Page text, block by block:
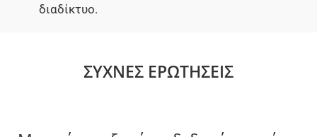
διαδίκτυο.
ΣΥΧΝΈΣ ΕΡΩΤΉΣΕΙΣ